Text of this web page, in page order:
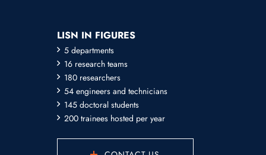
LISN IN FIGURES
5 departments
16 research teams
180 researchers
54 engineers and technicians
145 doctoral students
200 trainees hosted per year